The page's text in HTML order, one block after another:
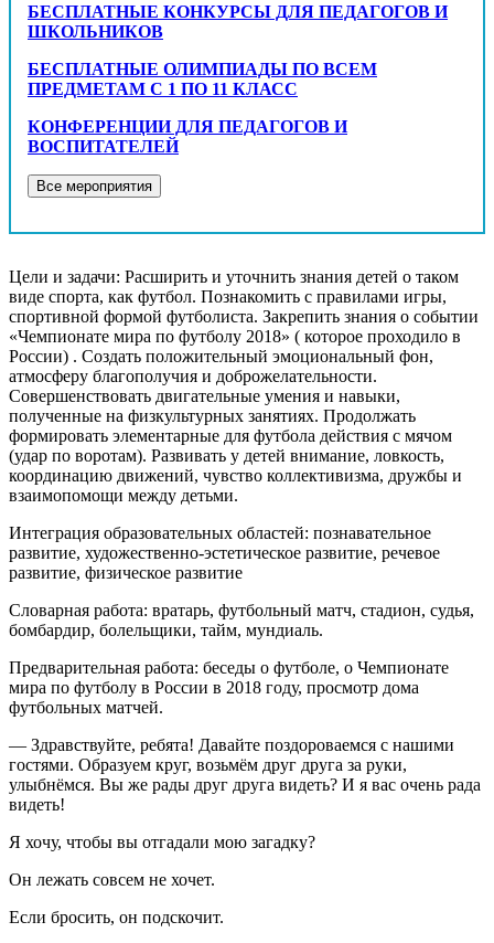
БЕСПЛАТНЫЕ КОНКУРСЫ ДЛЯ ПЕДАГОГОВ И
ШКОЛЬНИКОВ
БЕСПЛАТНЫЕ ОЛИМПИАДЫ ПО ВСЕМ
ПРЕДМЕТАМ С 1 ПО 11 КЛАСС
КОНФЕРЕНЦИИ ДЛЯ ПЕДАГОГОВ И
ВОСПИТАТЕЛЕЙ
Цели и задачи: Расширить и уточнить знания детей о таком
виде спорта, как футбол. Познакомить с правилами игры,
спортивной формой футболиста. Закрепить знания о событии
«Чемпионате мира по футболу 2018» ( которое проходило в
России) . Создать положительный эмоциональный фон,
атмосферу благополучия и доброжелательности.
Совершенствовать двигательные умения и навыки,
полученные на физкультурных занятиях. Продолжать
формировать элементарные для футбола действия с мячом
(удар по воротам). Развивать у детей внимание, ловкость,
координацию движений, чувство коллективизма, дружбы и
взаимопомощи между детьми.
Интеграция образовательных областей: познавательное
развитие, художественно-эстетическое развитие, речевое
развитие, физическое развитие
Словарная работа: вратарь, футбольный матч, стадион, судья,
бомбардир, болельщики, тайм, мундиаль.
Предварительная работа: беседы о футболе, о Чемпионате
мира по футболу в России в 2018 году, просмотр дома
футбольных матчей.
— Здравствуйте, ребята! Давайте поздороваемся с нашими
гостями. Образуем круг, возьмём друг друга за руки,
улыбнёмся. Вы же рады друг друга видеть? И я вас очень рада
видеть!
Я хочу, чтобы вы отгадали мою загадку?
Он лежать совсем не хочет.
Если бросить, он подскочит.